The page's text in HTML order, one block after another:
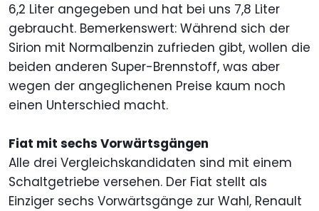
6,2 Liter angegeben und hat bei uns 7,8 Liter
gebraucht. Bemerkenswert: Während sich der
Sirion mit Normalbenzin zufrieden gibt, wollen die
beiden anderen Super-Brennstoff, was aber
wegen der angeglichenen Preise kaum noch
einen Unterschied macht.
Fiat mit sechs Vorwärtsgängen
Alle drei Vergleichskandidaten sind mit einem
Schaltgetriebe versehen. Der Fiat stellt als
Einziger sechs Vorwärtsgänge zur Wahl, Renault